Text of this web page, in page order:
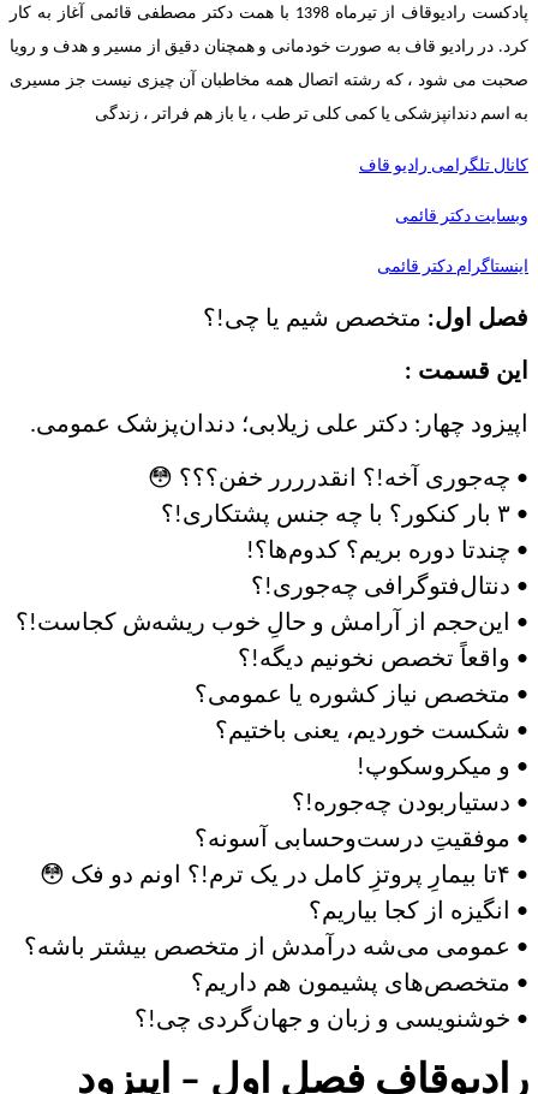
پادکست رادیوقاف از تیرماه 1398 با همت دکتر مصطفی قائمی آغاز به کار
کرد. در رادیو قاف به صورت خودمانی و همچنان دقیق از مسیر و هدف و رویا
صحبت می شود ، که رشته اتصال همه مخاطبان آن چیزی نیست جز مسیری
به اسم دندانپزشکی یا کمی کلی تر طب ، یا باز هم فراتر ، زندگی
کانال تلگرامی رادیو قاف
وبسایت دکتر قائمی
اینستاگرام دکتر قائمی
فصل اول: متخصص شیم یا چی!؟
این قسمت :
اپیزود چهار: دکتر علی زیلابی؛ دندان‌پزشک عمومی.
• چه‌جوری آخه!؟ انقدرررر خفن؟؟؟ 😳
• ۳ بار کنکور؟ با چه جنس پشتکاری!؟
• چندتا دوره بریم؟ کدوم‌ها؟!
• دنتال‌فتوگرافی چه‌جوری!؟
• این‌حجم از آرامش و حالِ خوب ریشه‌ش کجاست!؟
• واقعاً تخصص نخونیم دیگه!؟
• متخصص نیاز کشوره یا عمومی؟
• شکست خوردیم، یعنی باختیم؟
• و میکروسکوپ!
• دستیاربودن چه‌جوره!؟
• موفقیتِ درست‌وحسابی آسونه؟
• ۴تا بیمارِ پروتزِ کامل در یک ترم!؟ اونم دو فک 😳
• انگیزه از کجا بیاریم؟
• عمومی می‌شه درآمدش از متخصص بیشتر باشه؟
• متخصص‌های پشیمون هم داریم؟
• خوشنویسی و زبان و جهان‌گردی چی!؟
رادیوقاف فصل اول – اپیزود